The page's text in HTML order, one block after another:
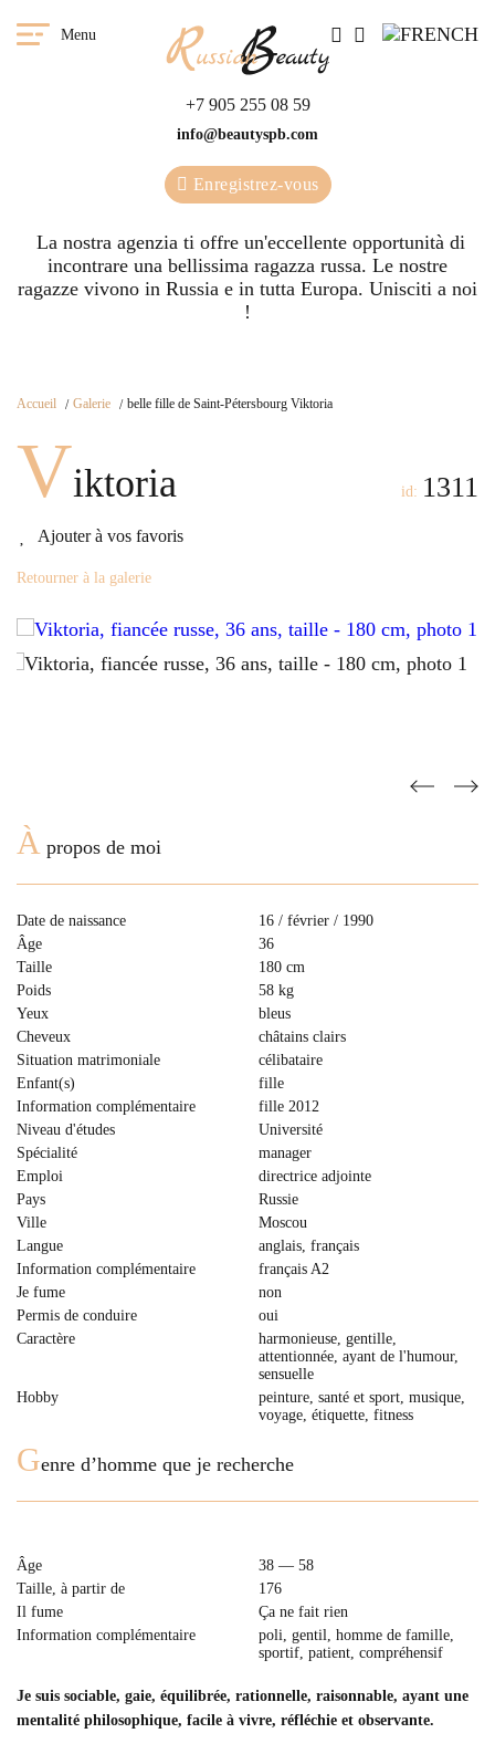
Menu
+7 905 255 08 59
info@beautyspb.com
Enregistrez-vous
La nostra agenzia ti offre un'eccellente opportunità di
incontrare una bellissima ragazza russa. Le nostre
ragazze vivono in Russia e in tutta Europa. Unisciti a noi
!
Accueil Galerie belle fille de Saint-Pétersbourg Viktoria
Viktoria
Ajouter à vos favoris
id: 1311
Retourner à la galerie
À propos de moi
Date de naissance
16 / février / 1990
Âge
36
Taille
180 cm
Poids
58 kg
Yeux
bleus
Cheveux
сhâtains clairs
Situation matrimoniale
célibataire
Enfant(s)
fille
Information complémentaire
fille 2012
Niveau d'études
Université
Spécialité
manager
Emploi
directrice adjointe
Pays
Russie
Ville
Moscou
Langue
anglais, français
Information complémentaire
français A2
Je fume
non
Permis de conduire
oui
Caractère
harmonieuse, gentille,
attentionnée, ayant de l'humour,
sensuelle
Hobby
peinture, santé et sport, musique,
voyage, étiquette, fitness
Genre d’homme que je recherche
Âge
38 — 58
Taille, à partir de
176
Il fume
Ça ne fait rien
Information complémentaire
poli, gentil, homme de famille,
sportif, patient, compréhensif
Je suis sociable, gaie, équilibrée, rationnelle, raisonnable, ayant une
mentalité philosophique, facile à vivre, réfléchie et observante.